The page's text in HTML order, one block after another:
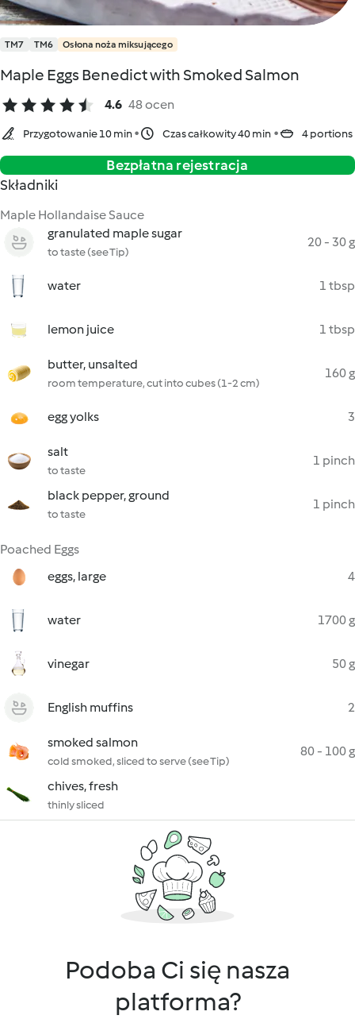
TM7 TM6 Osłona noża miksującego
Maple Eggs Benedict with Smoked Salmon
4.6 48 ocen
Przygotowanie 10 min Czas całkowity 40 min 4 portions
Bezpłatna rejestracja
Składniki
Maple Hollandaise Sauce
granulated maple sugar
to taste (see Tip)
20 - 30 g
water 1 tbsp
lemon juice 1 tbsp
butter, unsalted
room temperature, cut into cubes (1-2 cm)
160 g
egg yolks 3
salt
to taste
1 pinch
black pepper, ground
to taste
1 pinch
Poached Eggs
eggs, large
4
water 1700 g
vinegar 50 g
English muffins 2
smoked salmon
cold smoked, sliced to serve (see Tip)
80 - 100 g
chives, fresh
thinly sliced
Podoba Ci się nasza
platforma?